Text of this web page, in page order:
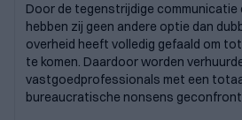
Door de tegenstrijdige
hebben zij geen andere optie dan
overheid heeft volledig gefaald om
te komen. Daardoor worden
vastgoedprofessionals met een
bureaucratische nonsens